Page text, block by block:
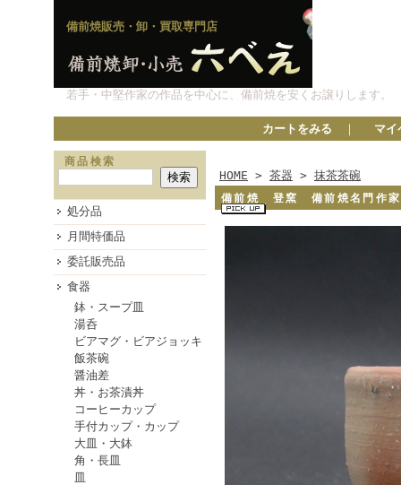
備前焼販売・卸・買取専門店
若手・中堅作家の作品を中心に、備前焼を安くお譲りします。
カートをみる ｜ マイ
商品検索
処分品
月間特価品
委託販売品
食器
鉢・スープ皿
湯呑
ビアマグ・ビアジョッキ
飯茶碗
醤油差
丼・お茶漬丼
コーヒーカップ
手付カップ・カップ
大皿・大鉢
角・長皿
皿
HOME > 茶器 > 抹茶茶碗
備前焼 登窯 備前焼名門作